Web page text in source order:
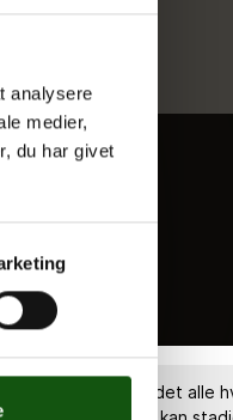
analysere
medier,
du har givet
Chatten er bemandet alle